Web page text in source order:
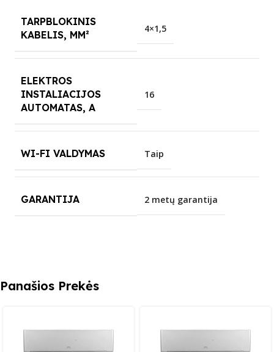
TARPBLOKINIS
KABELIS, MM²
4×1,5
ELEKTROS
INSTALIACIJOS
AUTOMATAS, A
16
WI-FI VALDYMAS Taip
GARANTIJA 2 metų garantija
Panašios Prekės